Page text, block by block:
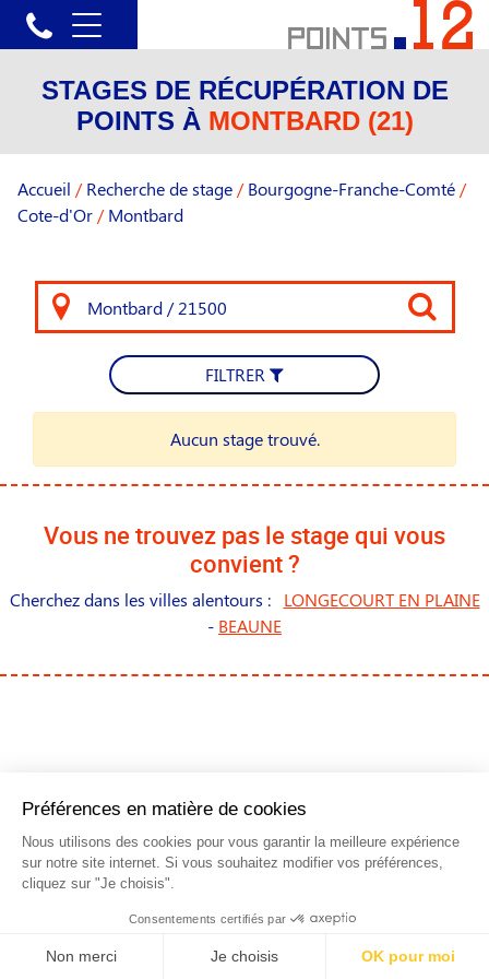
STAGES DE RÉCUPÉRATION DE
POINTS À MONTBARD (21)
Accueil / Recherche de stage / Bourgogne-Franche-Comté /
Cote-d'Or / Montbard
FILTRER
Aucun stage trouvé.
Vous ne trouvez pas le stage qui vous
convient ?
Cherchez dans les villes alentours :
LONGECOURT EN PLAINE
- BEAUNE